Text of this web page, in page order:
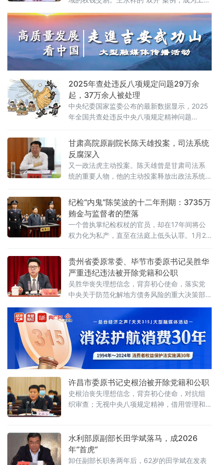
委监委发布通报，对青海省水利厅原党组成
员、副厅长王永祥严重违纪违法问题进行了立
案审查调查，并给予其开除党籍和公职处分。
这份通报揭示了王永祥如何从一名副厅级干部
蜕变为严重违纪违法的典型。他不仅丧失理想
2025年查处违反八项规定问题29万余
起，37万余人被处理
中央纪委国家监委公布的最新数据显示，2025
年全国共查处违反中央八项规定精神问题
甘肃高院原副院长陈天雄投案，司法系统
反腐深入
又一政法虎主动投案。陈天雄曾是甘肃司法系
统的重要人物，他的主动投案释放出政法系统
纪检“内鬼”陈笑波的十二年刑期：3735万
贿金与监督者的堕落
一个曾执掌纪检权杖的官员，却在17年间将公
权力化为私产，直至在法庭上低头认罪。1月20
副书记、省监委原副主任陈笑波受贿案进行一
审公开宣判。这位曾执掌纪检权杖的副厅级干
部，因非法收受财物共计3735万余元，被判处
有期徒刑十二年，并处罚金人民币三百万元。
法院审理查明，陈笑波的腐败行为横跨2007年
贵州省委原常委、毕节市委原书记吴胜华
严重违纪违法被开除党籍和公职
吴胜华丧失理想信念，背弃初心使命，落实党
中央关于防范化解地方债务风险的重大决策部
交政治骗子，搞迷信活动，对抗组织审查；违
反中央八项规定精神，接受可能影响公正执行
公务的宴请，违规配备、使用公务用车；违反
组织原则，不按规定报告个人
许昌市委原书记史根治被开除党籍和公职
史根治丧失理想信念，背弃初心使命，对抗组
织审查；无视中央八项规定精神，借用管理和
规组织用公款支付的宴请，违规安排使用公款
购买高档白酒用于公务接待；违背组织原则，
不按规定报告个人有关事项，在组织函询时不
水利部原副部长田学斌落马，成2026
年“首虎”
卸任副部长职务两年后，62岁的田学斌在发表